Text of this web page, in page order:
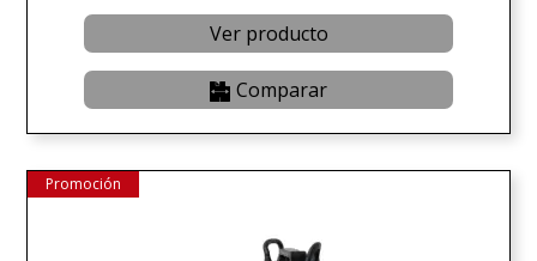
Ver producto
Comparar
Promoción